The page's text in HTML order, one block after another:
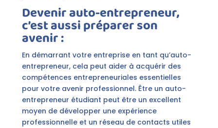
Devenir auto-entrepreneur,
c’est aussi préparer son
avenir :
En démarrant votre entreprise en tant qu’auto-
entrepreneur, cela peut aider à acquérir des
compétences entrepreneuriales essentielles
pour votre avenir professionnel. Être un auto-
entrepreneur étudiant peut être un excellent
moyen de développer une expérience
professionnelle et un réseau de contacts utiles